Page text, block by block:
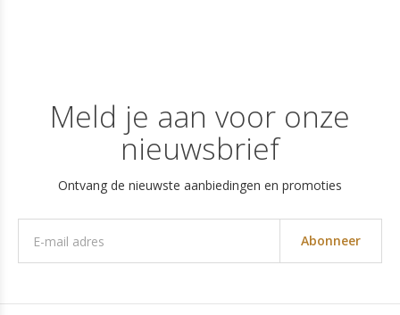
Meld je aan voor onze
nieuwsbrief
Ontvang de nieuwste aanbiedingen en promoties
Abonneer